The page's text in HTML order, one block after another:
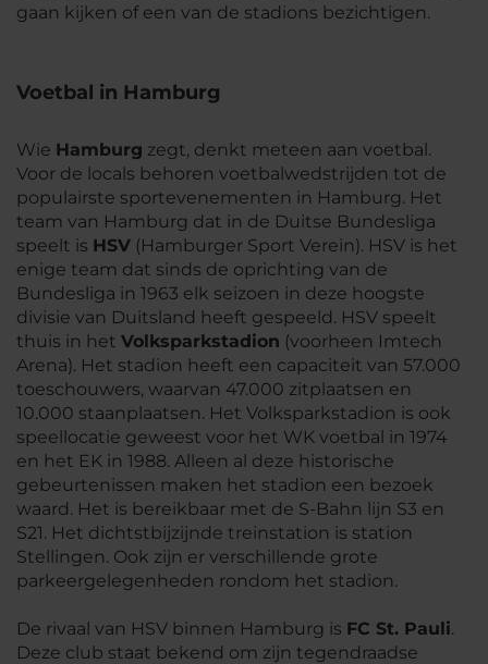
gaan kijken of een van de stadions bezichtigen.
Voetbal in Hamburg
Wie Hamburg zegt, denkt meteen aan voetbal.
Voor de locals behoren voetbalwedstrijden tot de
populairste sportevenementen in Hamburg. Het
team van Hamburg dat in de Duitse Bundesliga
speelt is HSV (Hamburger Sport Verein). HSV is het
enige team dat sinds de oprichting van de
Bundesliga in 1963 elk seizoen in deze hoogste
divisie van Duitsland heeft gespeeld. HSV speelt
thuis in het Volksparkstadion (voorheen Imtech
Arena). Het stadion heeft een capaciteit van 57.000
toeschouwers, waarvan 47.000 zitplaatsen en
10.000 staanplaatsen. Het Volksparkstadion is ook
speellocatie geweest voor het WK voetbal in 1974
en het EK in 1988. Alleen al deze historische
gebeurtenissen maken het stadion een bezoek
waard. Het is bereikbaar met de S-Bahn lijn S3 en
S21. Het dichtstbijzijnde treinstation is station
Stellingen. Ook zijn er verschillende grote
parkeergelegenheden rondom het stadion.
De rivaal van HSV binnen Hamburg is FC St. Pauli.
Deze club staat bekend om zijn tegendraadse